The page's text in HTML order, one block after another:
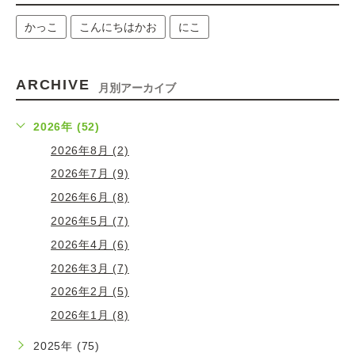
かっこ こんにちはかお にこ
ARCHIVE 月別アーカイブ
2026年 (52)
2026年8月 (2)
2026年7月 (9)
2026年6月 (8)
2026年5月 (7)
2026年4月 (6)
2026年3月 (7)
2026年2月 (5)
2026年1月 (8)
2025年 (75)